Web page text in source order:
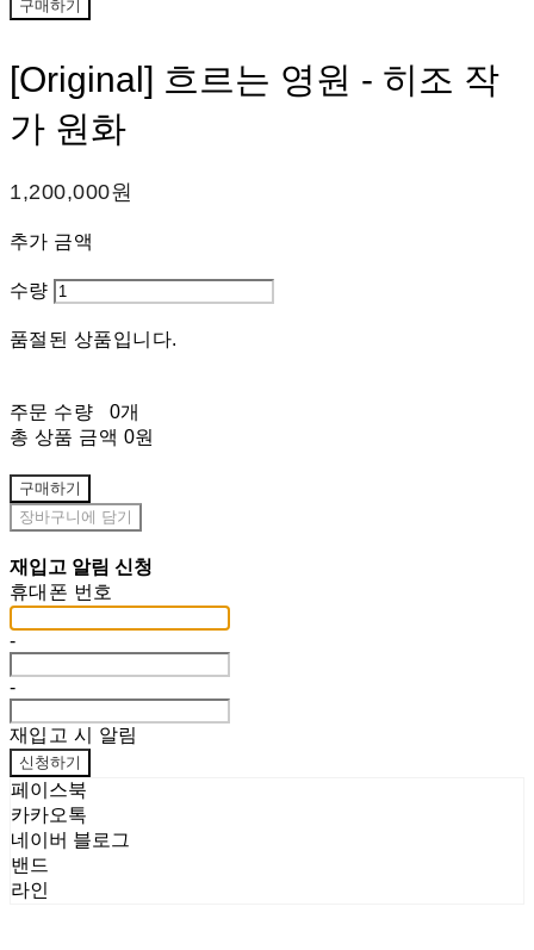
구매하기
[Original] 흐르는 영원 - 히조 작
가 원화
1,200,000원
추가 금액
수량
품절된 상품입니다.
주문 수량
0개
총 상품 금액 0원
구매하기
장바구니에 담기
재입고 알림 신청
휴대폰 번호
-
-
재입고 시 알림
신청하기
페이스북
카카오톡
네이버 블로그
밴드
라인